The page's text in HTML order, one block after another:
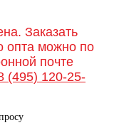
Заказать
опта можно по
почте
(495) 120-25-